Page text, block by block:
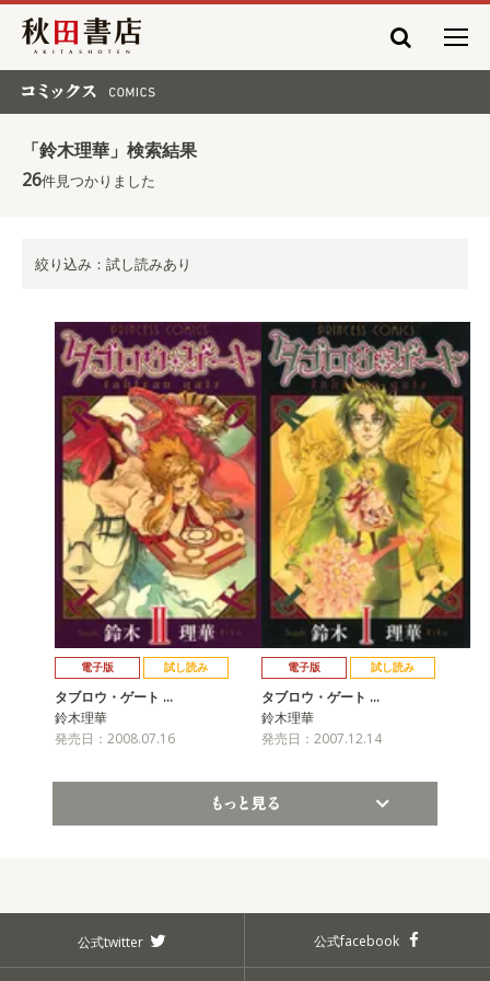
秋田書店
「鈴木理華」検索結果
26件見つかりました
絞り込み：試し読みあり
電子版 試し読み
タブロウ・ゲート …
鈴木理華
発売日：2008.07.16
電子版 試し読み
タブロウ・ゲート …
鈴木理華
発売日：2007.12.14
公式twitter 公式facebook